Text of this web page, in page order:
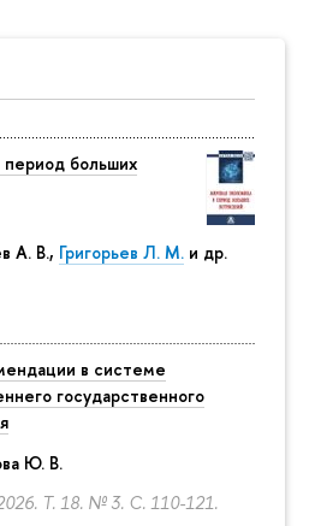
больших
А. В., Григорьев Л. М. и др.
в системе
государственного
Ю. В.
Т. 18. № 3. С. 110-121.